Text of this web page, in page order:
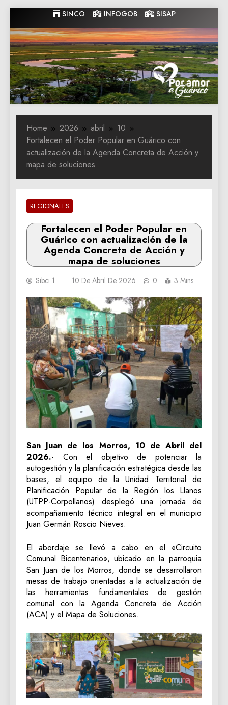
to
content
SINCO INFOGOB SISAP
Gobernacion
de Guarico
Gobernacion de Guarico
Home 2026 abril
10
Fortalecen el Poder Popular en Guárico con
actualización de la Agenda Concreta de Acción y
mapa de soluciones
REGIONALES
Fortalecen el Poder Popular en
Guárico con actualización de la
Agenda Concreta de Acción y
mapa de soluciones
Sibci 1 10 De Abril De 2026 0 3 Mins
San Juan de los Morros, 10 de Abril del
2026.- Con el objetivo de potenciar la
autogestión y la planificación estratégica desde las
bases, el equipo de la Unidad Territorial de
Planificación Popular de la Región los Llanos
(UTPP-Corpollanos) desplegó una jornada de
acompañamiento técnico integral en el municipio
Juan Germán Roscio Nieves.
El abordaje se llevó a cabo en el «Circuito
Comunal Bicentenario», ubicado en la parroquia
San Juan de los Morros, donde se desarrollaron
mesas de trabajo orientadas a la actualización de
las herramientas fundamentales de gestión
comunal con la Agenda Concreta de Acción
(ACA) y el Mapa de Soluciones.